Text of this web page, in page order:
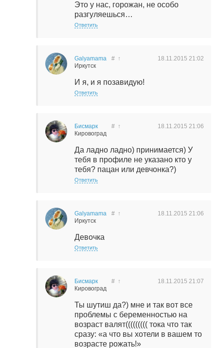
Это у нас, горожан, не особо
разгуляешься…
Ответить
Galyamama
Иркутск
18.11.2015 21:02
# ↑
И я, и я позавидую!
Ответить
Бисмарк
Кировоград
18.11.2015 21:06
# ↑
Да ладно ладно) принимается) У
тебя в профиле не указано кто у
тебя? пацан или девчонка?)
Ответить
Galyamama
Иркутск
18.11.2015 21:06
# ↑
Девочка
Ответить
Бисмарк
Кировоград
18.11.2015 21:07
# ↑
Ты шутиш да?) мне и так вот все
проблемы с беременностью на
возраст валят((((((((( тока что так
сразу: «а что вы хотели в вашем то
возрасте рожать!»